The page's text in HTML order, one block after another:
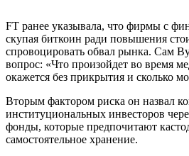
FT ранее указывала, что фирмы с
скупая биткоин ради повышения
спровоцировать обвал рынка. Сам
вопрос: «Что произойдет во время
окажется без прикрытия и сколько
Вторым фактором риска он назвал
институциональных инвесторов
фонды, которые предпочитают
самостоятельное хранение.